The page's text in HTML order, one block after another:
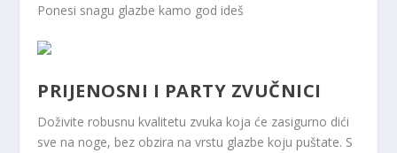
Ponesi snagu glazbe kamo god ideš
PRIJENOSNI I PARTY ZVUČNICI
Doživite robusnu kvalitetu zvuka koja će zasigurno dići
sve na noge, bez obzira na vrstu glazbe koju puštate. S